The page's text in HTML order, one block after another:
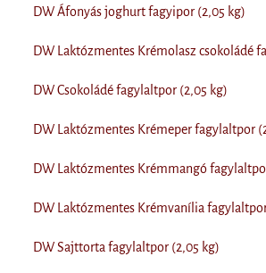
DW Áfonyás joghurt fagyipor (2,05 kg)
DW Laktózmentes Krémolasz csokoládé
DW Csokoládé fagylaltpor (2,05 kg)
DW Laktózmentes Krémeper fagylaltpor
DW Laktózmentes Krémmangó
DW Laktózmentes Krémvanília
DW Sajttorta fagylaltpor (2,05 kg)